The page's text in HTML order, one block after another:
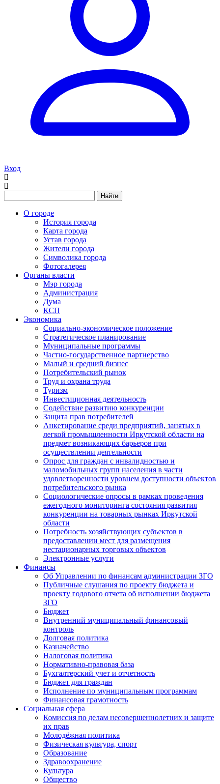
Вход
Найти
О городе
История города
Карта города
Устав города
Жители города
Символика города
Фотогалерея
Органы власти
Мэр города
Администрация
Дума
КСП
Экономика
Социально-экономическое положение
Стратегическое планирование
Муниципальные программы
Частно-государственное партнерство
Малый и средний бизнес
Потребительский рынок
Труд и охрана труда
Туризм
Инвестиционная деятельность
Содействие развитию конкуренции
Защита прав потребителей
Анкетирование среди предприятий, занятых в
легкой промышленности Иркутской области на
предмет возникающих барьеров при
осуществлении деятельности
Опрос для граждан с инвалидностью и
маломобильных групп населения в части
удовлетворенности уровнем доступности объектов
потребительского рынка
Социологические опросы в рамках проведения
ежегодного мониторинга состояния развития
конкуренции на товарных рынках Иркутской
области
Потребность хозяйствующих субъектов в
предоставлении мест для размещения
нестационарных торговых объектов
Электронные услуги
Финансы
Об Управлении по финансам администрации ЗГО
Публичные слушания по проекту бюджета и
проекту годового отчета об исполнении бюджета
ЗГО
Бюджет
Внутренний муниципальный финансовый
контроль
Долговая политика
Казначейство
Налоговая политика
Нормативно-правовая база
Бухгалтерский учет и отчетность
Бюджет для граждан
Исполнение по муниципальным программам
Финансовая грамотность
Социальная сфера
Комиссия по делам несовершеннолетних и защите
их прав
Молодёжная политика
Физическая культура, спорт
Образование
Здравоохранение
Культура
Общество